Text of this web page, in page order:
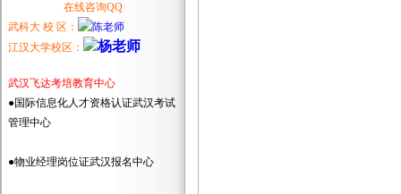
在线咨询QQ
武科大 校 区：
江汉大学校区：
武汉飞达考培教育中心
●国际信息化人才资格认证武汉考试
管理中心
●物业经理岗位证武汉报名中心